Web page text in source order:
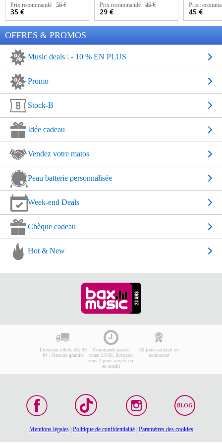
Prix recommandé 56 €
35 €
Prix recommandé 46 €
29 €
Prix
45 €
OFFRES & PROMOS
Music deals : - 10 % EN PLUS
Promo
Stock-B
Idée cadeau
Vendez votre matos
Peau batterie personnalisée
Week-end Deals
Chèque cadeau
Hot & New
Livraison offerte dès 99
€* / Retours gratuits
Commande passée
avant 23:00, livraison
sous 2 jours ouvrés (si
en stock)
30 jours satisfait ou
remboursé
BLOG
Mentions légales| Politique de confidentialité| Paramètres des cookies